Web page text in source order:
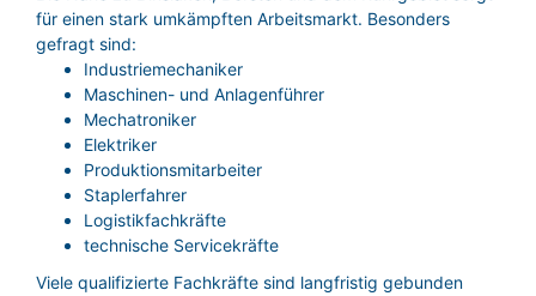
für einen stark umkämpften Arbeitsmarkt. Besonders
gefragt sind:
Industriemechaniker
Maschinen- und Anlagenführer
Mechatroniker
Elektriker
Produktionsmitarbeiter
Staplerfahrer
Logistikfachkräfte
technische Servicekräfte
Viele qualifizierte Fachkräfte sind langfristig gebunden